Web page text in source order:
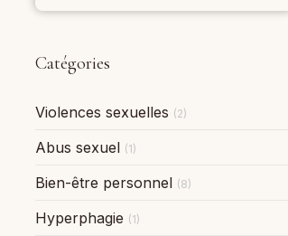
Catégories
Violences sexuelles (2)
Abus sexuel (1)
Bien-être personnel (8)
Hyperphagie (1)